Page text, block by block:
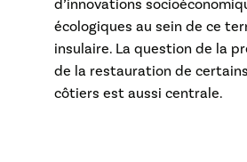
d’innovations
écologiques au sein de ce
insulaire. La question de la
de la restauration de
côtiers est aussi centrale.